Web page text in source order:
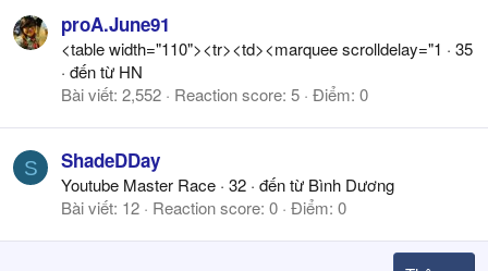
proA.June91
<table width="110"><tr><td><marquee scrolldelay="1 · 35
· đến từ HN
Bài viết 2,552 Reaction score 5 Điểm 0
S ShadeDDay
Youtube Master Race · 32 · đến từ Bình Dương
Bài viết 12 Reaction score 0 Điểm 0